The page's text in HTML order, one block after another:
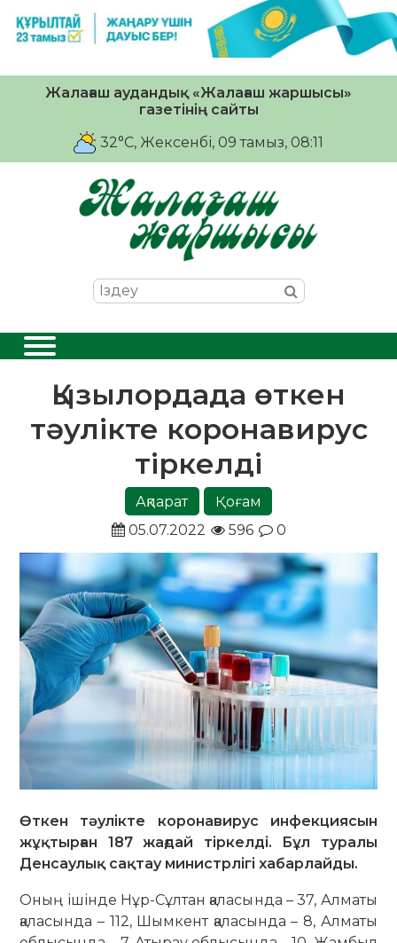
Жалағаш аудандық «Жалағаш жаршысы»
газетінің сайты
32°C, Жексенбі, 09 тамыз, 08:11
Қызылордада өткен
тәулікте коронавирус
тіркелді
Ақпарат
Қоғам
05.07.2022
596 0
Өткен тәулікте коронавирус инфекциясын
жұқтырған 187 жағдай тіркелді. Бұл туралы
Денсаулық сақтау министрлігі хабарлайды.
Оның ішінде Нұр-Сұлтан қаласында – 37, Алматы
қаласында – 112, Шымкент қаласында – 8, Алматы